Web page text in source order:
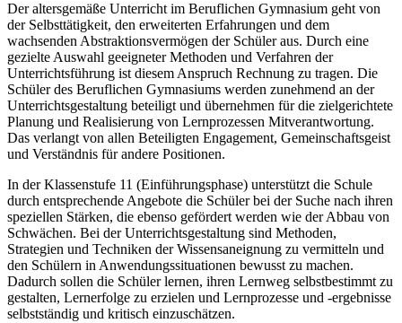
Der altersgemäße Unterricht im Beruflichen Gymnasium geht von
der Selbsttätigkeit, den erweiterten Erfahrungen und dem
wachsenden Abstraktionsvermögen der Schüler aus. Durch eine
gezielte Auswahl geeigneter Methoden und Verfahren der
Unterrichtsführung ist diesem Anspruch Rechnung zu tragen. Die
Schüler des Beruflichen Gymnasiums werden zunehmend an der
Unterrichtsgestaltung beteiligt und übernehmen für die zielgerichtete
Planung und Realisierung von Lernprozessen Mitverantwortung.
Das verlangt von allen Beteiligten Engagement, Gemeinschaftsgeist
und Verständnis für andere Positionen.
In der Klassenstufe 11 (Einführungsphase) unterstützt die Schule
durch entsprechende Angebote die Schüler bei der Suche nach ihren
speziellen Stärken, die ebenso gefördert werden wie der Abbau von
Schwächen. Bei der Unterrichtsgestaltung sind Methoden,
Strategien und Techniken der Wissensaneignung zu vermitteln und
den Schülern in Anwendungssituationen bewusst zu machen.
Dadurch sollen die Schüler lernen, ihren Lernweg selbstbestimmt zu
gestalten, Lernerfolge zu erzielen und Lernprozesse und -ergebnisse
selbstständig und kritisch einzuschätzen.